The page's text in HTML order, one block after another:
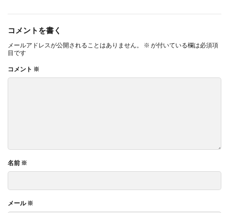
コメントを書く
メールアドレスが公開されることはありません。 ※ が付いている欄は必須項
目です
コメント ※
名前 ※
メール※